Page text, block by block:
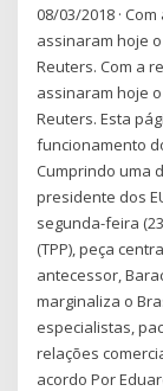
08/03/2018 ·
assinaram hoje
Reuters. Com a
assinaram hoje
Reuters. Esta
funcionamento
Cumprindo uma
presidente dos
segunda-feira
(TPP), peça
antecessor,
marginaliza o
especialistas,
relações
acordo Por